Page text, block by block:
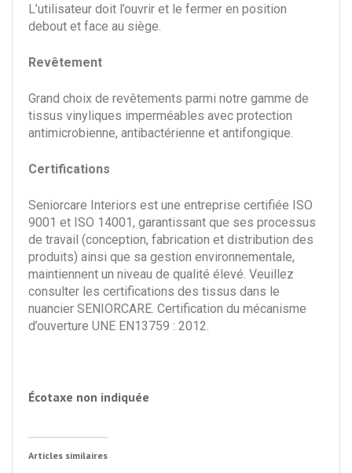
L’utilisateur doit l’ouvrir et le fermer en position
debout et face au siège.
Revêtement
Grand choix de revêtements parmi notre gamme de
tissus vinyliques imperméables avec protection
antimicrobienne, antibactérienne et antifongique.
Certifications
Seniorcare Interiors est une entreprise certifiée ISO
9001 et ISO 14001, garantissant que ses processus
de travail (conception, fabrication et distribution des
produits) ainsi que sa gestion environnementale,
maintiennent un niveau de qualité élevé. Veuillez
consulter les certifications des tissus dans le
nuancier SENIORCARE. Certification du mécanisme
d’ouverture UNE EN13759 : 2012.
Écotaxe non indiquée
Articles similaires